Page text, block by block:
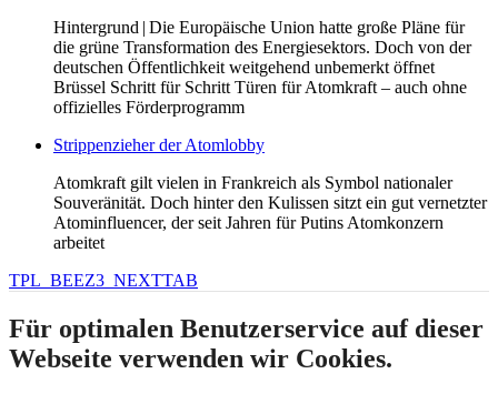
Hintergrund | Die Europäische Union hatte große Pläne für
die grüne Transformation des Energiesektors. Doch von der
deutschen Öffentlichkeit weitgehend unbemerkt öffnet
Brüssel Schritt für Schritt Türen für Atomkraft – auch ohne
offizielles Förderprogramm
Strippenzieher der Atomlobby
Atomkraft gilt vielen in Frankreich als Symbol nationaler
Souveränität. Doch hinter den Kulissen sitzt ein gut vernetzter
Atominfluencer, der seit Jahren für Putins Atomkonzern
arbeitet
TPL_BEEZ3_NEXTTAB
Für optimalen Benutzerservice auf dieser
Webseite verwenden wir Cookies.